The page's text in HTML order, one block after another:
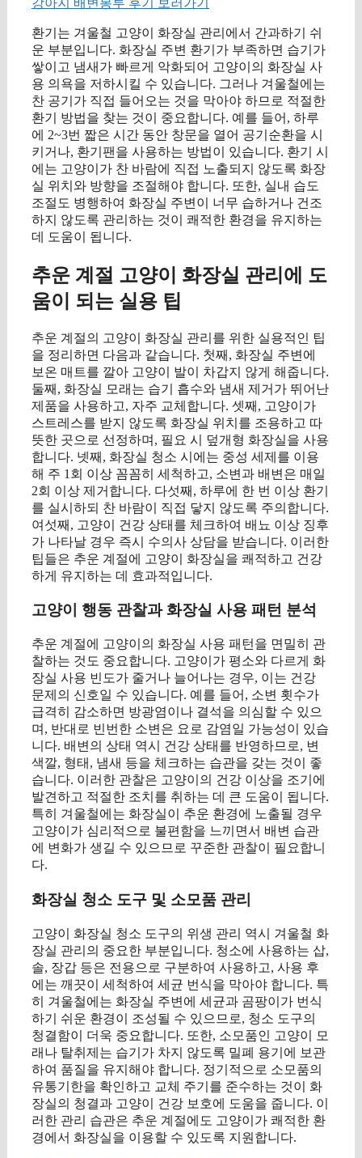
환기는 겨울철 고양이 화장실 관리에서 간과하기 쉬
운 부분입니다. 화장실 주변 환기가 부족하면 습기가
쌓이고 냄새가 빠르게 악화되어 고양이의 화장실 사
용 의욕을 저하시킬 수 있습니다. 그러나 겨울철에는
찬 공기가 직접 들어오는 것을 막아야 하므로 적절한
환기 방법을 찾는 것이 중요합니다. 예를 들어, 하루
에 2~3번 짧은 시간 동안 창문을 열어 공기순환을 시
키거나, 환기팬을 사용하는 방법이 있습니다. 환기 시
에는 고양이가 찬 바람에 직접 노출되지 않도록 화장
실 위치와 방향을 조절해야 합니다. 또한, 실내 습도
조절도 병행하여 화장실 주변이 너무 습하거나 건조
하지 않도록 관리하는 것이 쾌적한 환경을 유지하는
데 도움이 됩니다.
추운 계절 고양이 화장실 관리에 도
움이 되는 실용 팁
추운 계절의 고양이 화장실 관리를 위한 실용적인 팁
을 정리하면 다음과 같습니다. 첫째, 화장실 주변에
보온 매트를 깔아 고양이 발이 차갑지 않게 해줍니다.
둘째, 화장실 모래는 습기 흡수와 냄새 제거가 뛰어난
제품을 사용하고, 자주 교체합니다. 셋째, 고양이가
스트레스를 받지 않도록 화장실 위치를 조용하고 따
뜻한 곳으로 선정하며, 필요 시 덮개형 화장실을 사용
합니다. 넷째, 화장실 청소 시에는 중성 세제를 이용
해 주 1회 이상 꼼꼼히 세척하고, 소변과 배변은 매일
2회 이상 제거합니다. 다섯째, 하루에 한 번 이상 환기
를 실시하되 찬 바람이 직접 닿지 않도록 주의합니다.
여섯째, 고양이 건강 상태를 체크하여 배뇨 이상 징후
가 나타날 경우 즉시 수의사 상담을 받습니다. 이러한
팁들은 추운 계절에 고양이 화장실을 쾌적하고 건강
하게 유지하는 데 효과적입니다.
고양이 행동 관찰과 화장실 사용 패턴 분석
추운 계절에 고양이의 화장실 사용 패턴을 면밀히 관
찰하는 것도 중요합니다. 고양이가 평소와 다르게 화
장실 사용 빈도가 줄거나 늘어나는 경우, 이는 건강
문제의 신호일 수 있습니다. 예를 들어, 소변 횟수가
급격히 감소하면 방광염이나 결석을 의심할 수 있으
며, 반대로 빈번한 소변은 요로 감염일 가능성이 있습
니다. 배변의 상태 역시 건강 상태를 반영하므로, 변
색깔, 형태, 냄새 등을 체크하는 습관을 갖는 것이 좋
습니다. 이러한 관찰은 고양이의 건강 이상을 조기에
발견하고 적절한 조치를 취하는 데 큰 도움이 됩니다.
특히 겨울철에는 화장실이 추운 환경에 노출될 경우
고양이가 심리적으로 불편함을 느끼면서 배변 습관
에 변화가 생길 수 있으므로 꾸준한 관찰이 필요합니
다.
화장실 청소 도구 및 소모품 관리
고양이 화장실 청소 도구의 위생 관리 역시 겨울철 화
장실 관리의 중요한 부분입니다. 청소에 사용하는 삽,
솔, 장갑 등은 전용으로 구분하여 사용하고, 사용 후
에는 깨끗이 세척하여 세균 번식을 막아야 합니다. 특
히 겨울철에는 화장실 주변에 세균과 곰팡이가 번식
하기 쉬운 환경이 조성될 수 있으므로, 청소 도구의
청결함이 더욱 중요합니다. 또한, 소모품인 고양이 모
래나 탈취제는 습기가 차지 않도록 밀폐 용기에 보관
하여 품질을 유지해야 합니다. 정기적으로 소모품의
유통기한을 확인하고 교체 주기를 준수하는 것이 화
장실의 청결과 고양이 건강 보호에 도움을 줍니다. 이
러한 관리 습관은 추운 계절에도 고양이가 쾌적한 환
경에서 화장실을 이용할 수 있도록 지원합니다.